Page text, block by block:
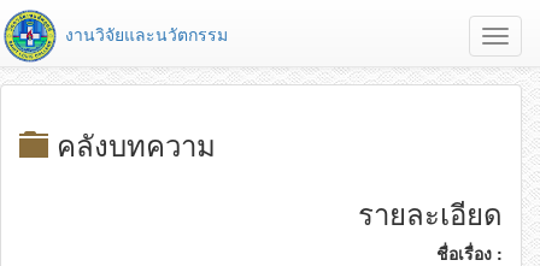
งานวิจัยและนวัตกรรม
คลังบทความ
รายละเอียด
ชื่อเรื่อง :